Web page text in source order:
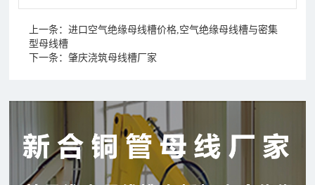
上一条：进口空气绝缘母线槽价格,空气绝缘母线槽与密集
型母线槽
下一条：肇庆浇筑母线槽厂家